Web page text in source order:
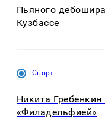
Пьяного
Кузбассе
Спорт
Никита
«Филадельфией»